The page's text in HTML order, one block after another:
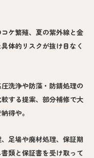
ケ繁殖、夏の紫外線と金
体的リスクが抜け目なく
洗浄や防藻・防錆処理の
する提案、部分補修で大
得や。
足場や廃材処理、保証期
類と保証書を受け取って